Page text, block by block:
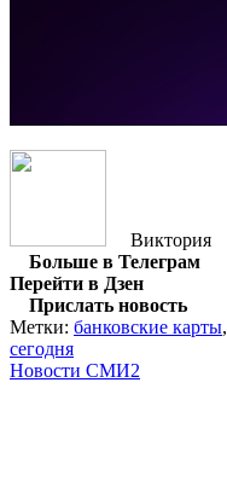
Виктория
Больше в Телеграм
Перейти в Дзен
Прислать новость
Метки: банковские карты,
сегодня
Новости СМИ2